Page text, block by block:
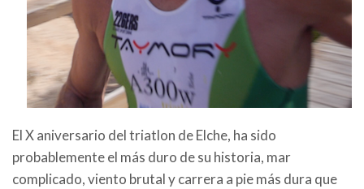
El X aniversario del triatlon de Elche, ha sido
probablemente el más duro de su historia, mar
complicado, viento brutal y carrera a pie más dura que